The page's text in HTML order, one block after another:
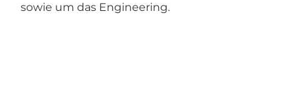
sowie um das Engineering.